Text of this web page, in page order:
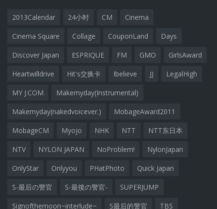
2013Calendar 24小时 CM Cinema
Cinema Square Collage CouponLand Days
Discover Japan ESPRIQUE FM GMO GirlsAward
Heartwilldrive Hit's交换卡 Ibelieve JJ LegalHigh
MY J:COM Makemyday(Instrumental)
Makemyday(nakedvoicever.) MobageAward2011
MobageCM Myojo NHK NTT NTT东日本
NTV NYLON JAPAN NoProblem! NylonJapan
OnlyStar Onlyyou PHatPhoto Quick Japan
S-最后の警官 S-最後の警官- SUPERJUMP
Signofthemoon~interlude~ S最后的警官 TBS